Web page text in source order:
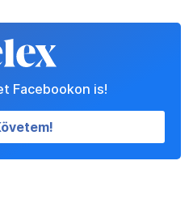
Facebookon is!